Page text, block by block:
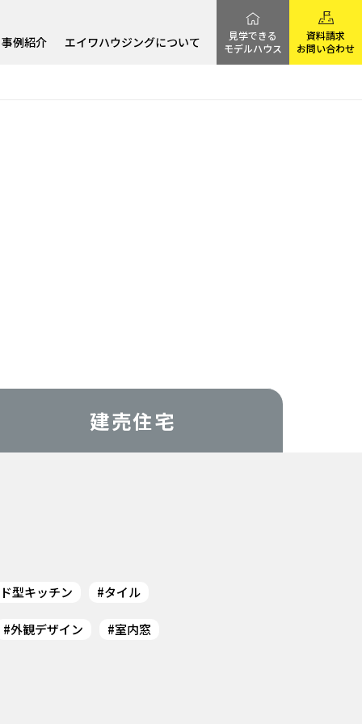
事例紹介 エイワハウジングについて
見学できる
モデルハウス
資料請求
お問い合わせ
建売住宅
型キッチン タイル
外観デザイン 室内窓